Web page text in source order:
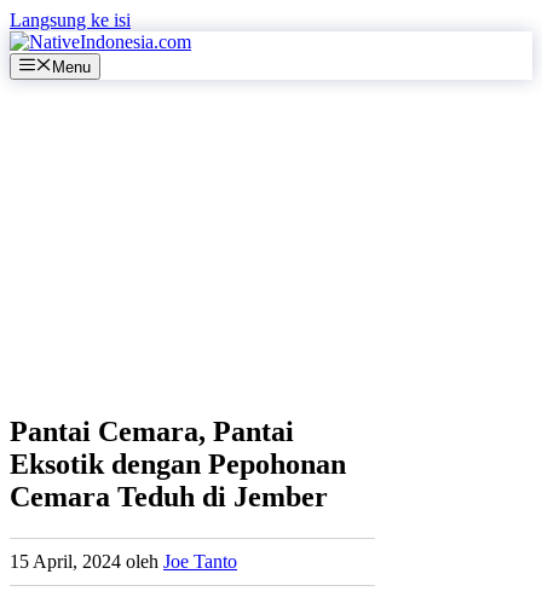
Langsung ke isi
Menu
Pantai Cemara, Pantai
Eksotik dengan Pepohonan
Cemara Teduh di Jember
15 April, 2024 oleh Joe Tanto